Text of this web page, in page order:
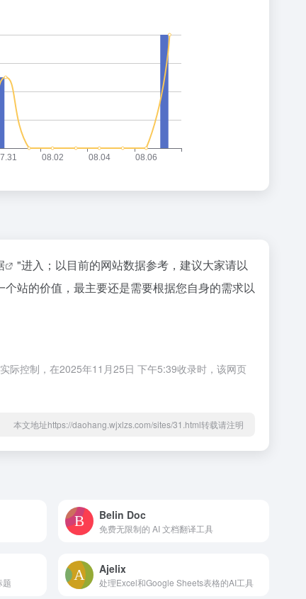
"进入；以目前的网站数据参考，建议大家请以
站的价值，最主要还是需要根据您自身的需求以
际控制，在2025年11月25日 下午5:39收录时，该网页
本文地址https://daohang.wjxlzs.com/sites/31.html转载请注明
Belin Doc
免费无限制的 AI 文档翻译工具
题
Ajelix
处理Excel和Google Sheets表格的AI工具